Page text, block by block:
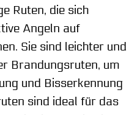
Ruten, die sich
Angeln auf
Sie sind leichter und
Brandungsruten, um
und Bisserkennung
sind ideal für das